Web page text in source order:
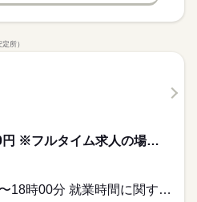
所）
200,000円〜500,000円 ※フルタイム求人の場合は月額（換算額）、パート求人の場合は時間額を表示しています。
就業時間１ 8時30分〜18時00分 就業時間に関する特記事項 ＊週の所定労働時間は４０時間調整